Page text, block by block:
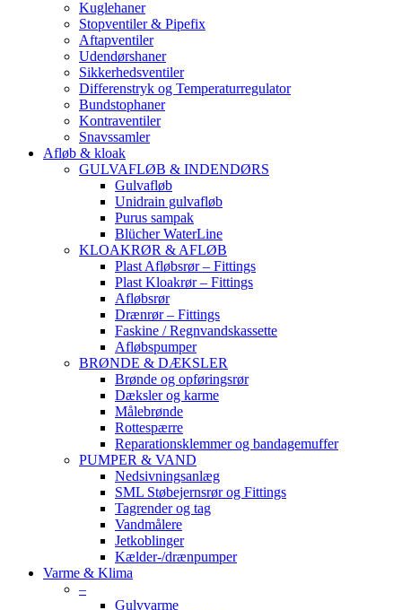
Kuglehaner
Stopventiler & Pipefix
Aftapventiler
Udendørshaner
Sikkerhedsventiler
Differenstryk og Temperaturregulator
Bundstophaner
Kontraventiler
Snavssamler
Afløb & kloak
GULVAFLØB & INDENDØRS
Gulvafløb
Unidrain gulvafløb
Purus sampak
Blücher WaterLine
KLOAKRØR & AFLØB
Plast Afløbsrør – Fittings
Plast Kloakrør – Fittings
Afløbsrør
Drænrør – Fittings
Faskine / Regnvandskassette
Afløbspumper
BRØNDE & DÆKSLER
Brønde og opføringsrør
Dæksler og karme
Målebrønde
Rottespærre
Reparationsklemmer og bandagemuffer
PUMPER & VAND
Nedsivningsanlæg
SML Støbejernsrør og Fittings
Tagrender og tag
Vandmålere
Jetkoblinger
Kælder-/drænpumper
Varme & Klima
–
Gulvvarme